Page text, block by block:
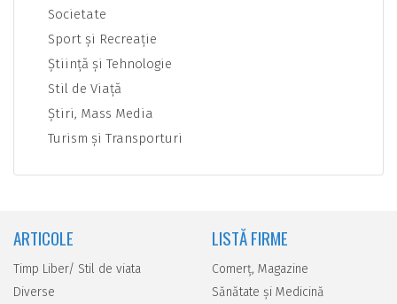
Societate
Sport şi Recreaţie
Ştiinţă şi Tehnologie
Stil de Viaţă
Ştiri, Mass Media
Turism şi Transporturi
ARTICOLE
Timp Liber/ Stil de viata
Diverse
LISTĂ FIRME
Comerţ, Magazine
Sănătate şi Medicină